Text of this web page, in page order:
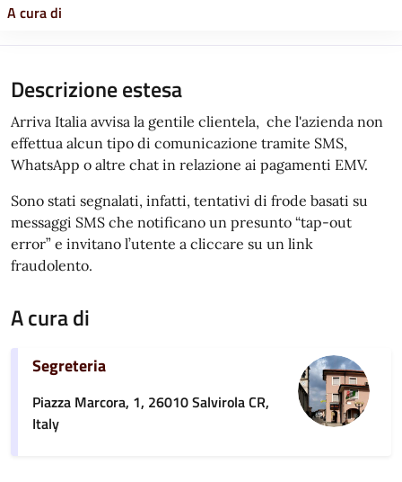
A cura di
Descrizione estesa
Arriva Italia avvisa la gentile clientela, che l'azienda non
effettua alcun tipo di comunicazione tramite SMS,
WhatsApp o altre chat in relazione ai pagamenti EMV.
Sono stati segnalati, infatti, tentativi di frode basati su
messaggi SMS che notificano un presunto “tap-out
error” e invitano l’utente a cliccare su un link
fraudolento.
A cura di
Segreteria
Piazza Marcora, 1, 26010 Salvirola CR,
Italy